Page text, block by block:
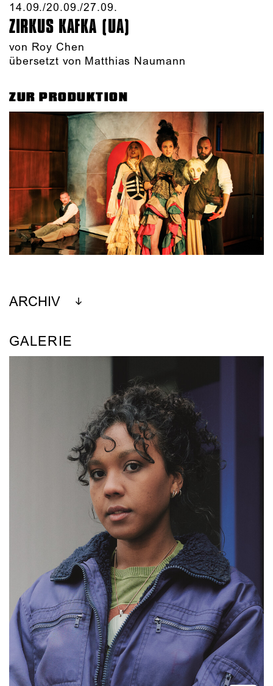
14.09./​20.09./​27.09.​
ZIRKUS KAFKA (UA)
von Roy Chen
übersetzt von Matthias Naumann
ZUR PRODUKTION
ARCHIV
GALERIE